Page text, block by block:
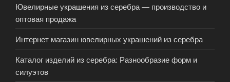
Ювелирные украшения из серебра — производство и
оптовая продажа
Интернет магазин ювелирных украшений из серебра
Каталог изделий из серебра: Разнообразие форм и
силуэтов